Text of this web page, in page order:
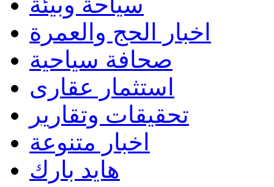
اخبار الحج والعمرة
صحافة سياحية
استثمار عقارى
تحقيقات وتقارير
اخبار متنوعة
هايد بارك